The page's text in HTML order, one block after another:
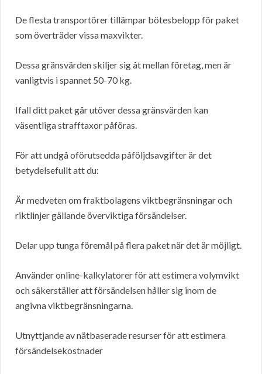
De flesta transportörer tillämpar bötesbelopp för paket
som överträder vissa maxvikter.
Dessa gränsvärden skiljer sig åt mellan företag, men är
vanligtvis i spannet 50-70 kg.
Ifall ditt paket går utöver dessa gränsvärden kan
väsentliga strafftaxor påföras.
För att undgå oförutsedda påföljdsavgifter är det
betydelsefullt att du:
Är medveten om fraktbolagens viktbegränsningar och
riktlinjer gällande överviktiga försändelser.
Delar upp tunga föremål på flera paket när det är möjligt.
Använder online-kalkylatorer för att estimera volymvikt
och säkerställer att försändelsen håller sig inom de
angivna viktbegränsningarna.
Utnyttjande av nätbaserade resurser för att estimera
försändelsekostnader